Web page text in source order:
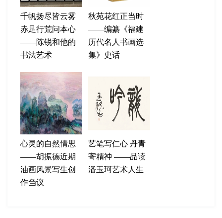
千帆扬尽皆云雾
赤足行荒问本心
——陈锐和他的
书法艺术
秋苑花红正当时
——编纂《福建
历代名人书画选
集》史话
心灵的自然情思
——胡振德近期
油画风景写生创
作刍议
艺笔写仁心 丹青
寄精神 ——品读
潘玉珂艺术人生